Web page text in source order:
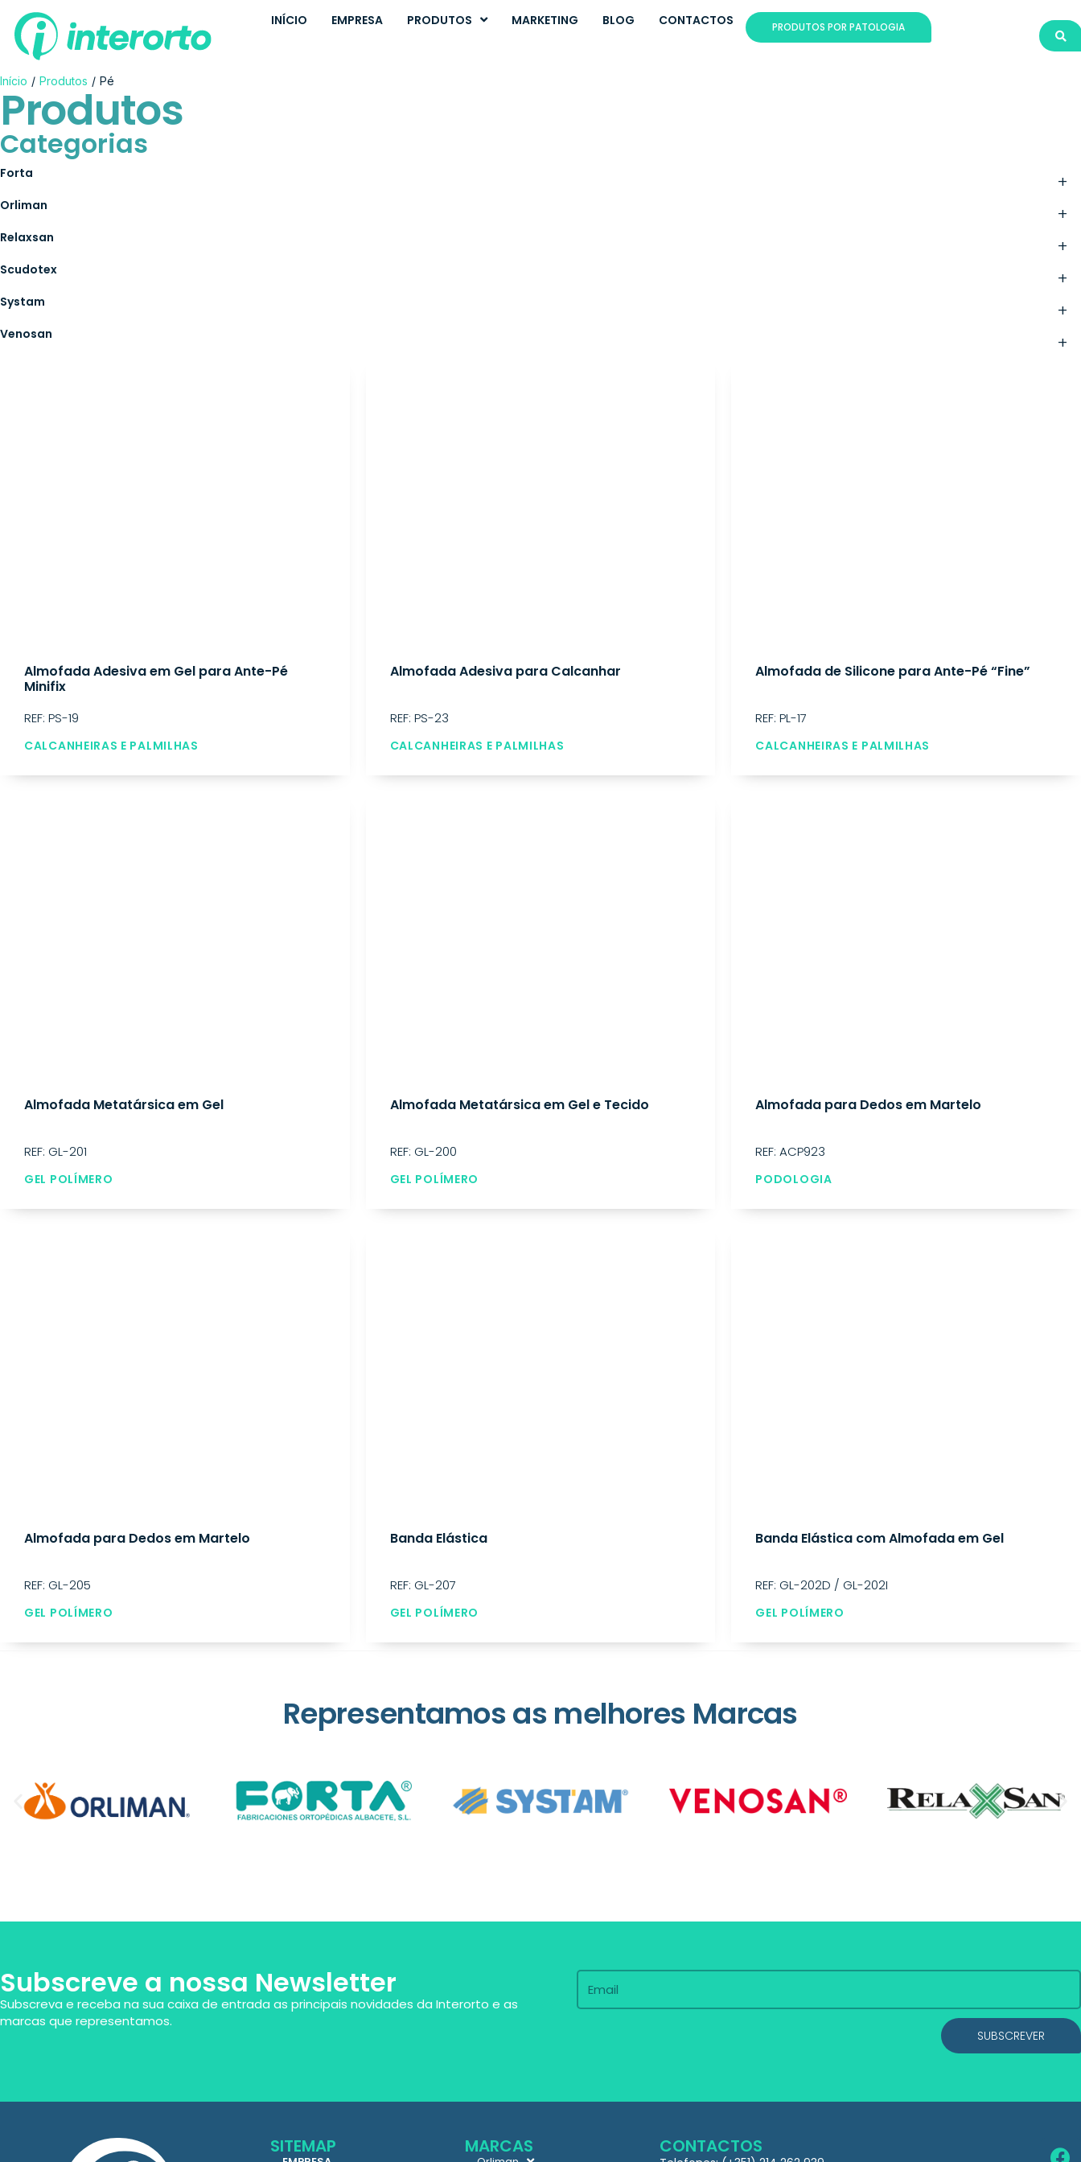
INÍCIO EMPRESA PRODUTOS MARKETING BLOG CONTACTOS PRODUTOS POR PATOLOGIA
Início / Produtos / Pé
Produtos
Categorias
+
Forta
+
Orliman
+
Relaxsan
+
Scudotex
+
Systam
+
Venosan
Almofada Adesiva em Gel para Ante-Pé
Minifix
REF: PS-19
CALCANHEIRAS E PALMILHAS
Almofada Adesiva para Calcanhar
REF: PS-23
CALCANHEIRAS E PALMILHAS
Almofada de Silicone para Ante-Pé “Fine”
REF: PL-17
CALCANHEIRAS E PALMILHAS
Almofada Metatársica em Gel
REF: GL-201
GEL POLÍMERO
Almofada Metatársica em Gel e Tecido
REF: GL-200
GEL POLÍMERO
Almofada para Dedos em Martelo
REF: ACP923
PODOLOGIA
Almofada para Dedos em Martelo
REF: GL-205
GEL POLÍMERO
Banda Elástica
REF: GL-207
GEL POLÍMERO
Banda Elástica com Almofada em Gel
REF: GL-202D / GL-202I
GEL POLÍMERO
Representamos as melhores Marcas
Subscreve a nossa Newsletter
Subscreva e receba na sua caixa de entrada as principais novidades da Interorto e as
marcas que representamos.
SUBSCREVER
SITEMAP MARCAS CONTACTOS